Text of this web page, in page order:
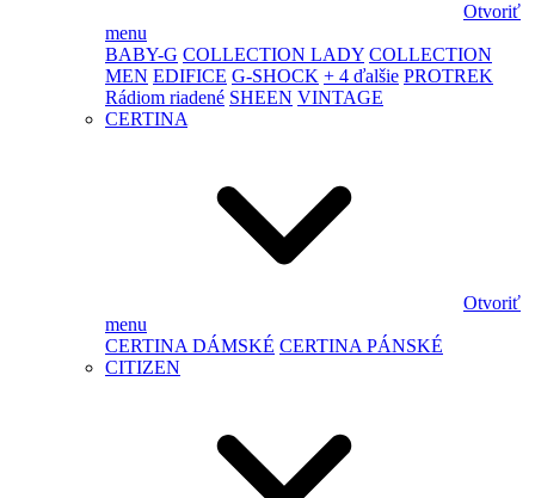
Otvoriť
menu
BABY-G COLLECTION LADY COLLECTION
MEN EDIFICE G-SHOCK + 4 ďalšie PROTREK
Rádiom riadené SHEEN VINTAGE
CERTINA
Otvoriť
menu
CERTINA DÁMSKÉ CERTINA PÁNSKÉ
CITIZEN